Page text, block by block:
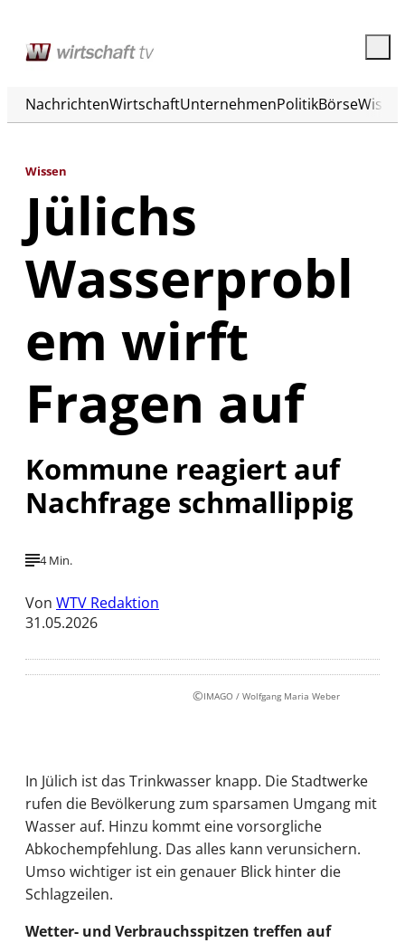
NachrichtenWirtschaftUnternehmenPolitikBörse
Wissen
Jülichs
Wasserprobl
em wirft
Fragen auf
Kommune reagiert auf
Nachfrage schmallippig
4 Min.
Von WTV Redaktion
31.05.2026
©IMAGO / Wolfgang Maria Weber
In Jülich ist das Trinkwasser knapp. Die Stadtwerke
rufen die Bevölkerung zum sparsamen Umgang mit
Wasser auf. Hinzu kommt eine vorsorgliche
Abkochempfehlung. Das alles kann verunsichern.
Umso wichtiger ist ein genauer Blick hinter die
Schlagzeilen.
Wetter- und Verbrauchsspitzen treffen auf